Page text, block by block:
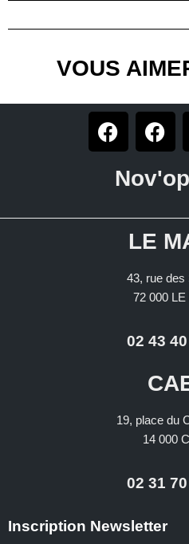
VOUS
LE
43, rue des
72 000
02 43
19, place du
14 000
02 31
Inscription Newsletter